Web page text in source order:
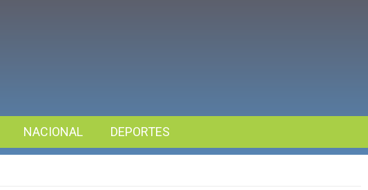
NACIONAL DEPORTES